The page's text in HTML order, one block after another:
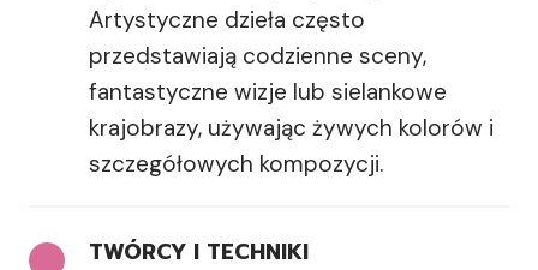
Artystyczne dzieła często
przedstawiają codzienne sceny,
fantastyczne wizje lub sielankowe
krajobrazy, używając żywych kolorów i
szczegółowych kompozycji.
TWÓRCY I TECHNIKI